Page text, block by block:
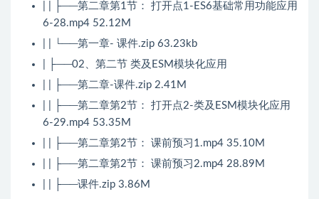
| | ├──第二章第1节： 打开点1-ES6基础常用功能应用
6-28.mp4 52.12M
| | └──第一章- 课件.zip 63.23kb
| ├──02、第二节 类及ESM模块化应用
| | ├──第二章-课件.zip 2.41M
| | ├──第二章第2节： 打开点2-类及ESM模块化应用
6-29.mp4 53.35M
| | ├──第二章第2节： 课前预习1.mp4 35.10M
| | ├──第二章第2节： 课前预习2.mp4 28.89M
| | ├──课件.zip 3.86M